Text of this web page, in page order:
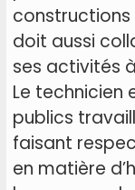
constructions
doit aussi
ses activités
Le technicien
publics
faisant
en matière